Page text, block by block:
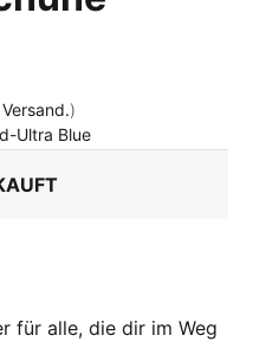
Versand.)
Ultra Blue:
für alle, die dir im Weg